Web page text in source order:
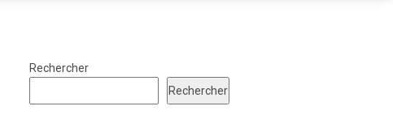
Rechercher
Rechercher